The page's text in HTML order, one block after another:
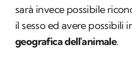
sarà invece possibile
il sesso ed avere possibili
geografica dell'animale.